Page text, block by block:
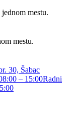
mestu.
mestu.
30, Šabac
Radni